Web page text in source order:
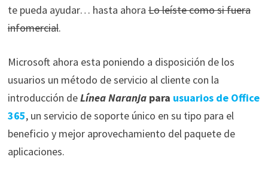
te pueda ayudar… hasta ahoraLo leíste como si fuera
infomercial.
Microsoft ahora esta poniendo a disposición de los
usuarios un método de servicio al cliente con la
introducción deLínea Naranjapara usuarios de Office
365, un servicio de soporte único en su tipo para el
beneficio y mejor aprovechamiento del paquete de
aplicaciones.